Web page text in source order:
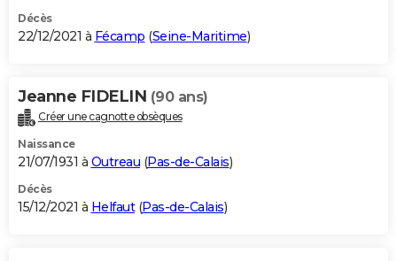
Décès
22/12/2021 à Fécamp (Seine-Maritime)
Jeanne FIDELIN (90 ans)
Créer une cagnotte obsèques
Naissance
21/07/1931 à Outreau (Pas-de-Calais)
Décès
15/12/2021 à Helfaut(Pas-de-Calais)